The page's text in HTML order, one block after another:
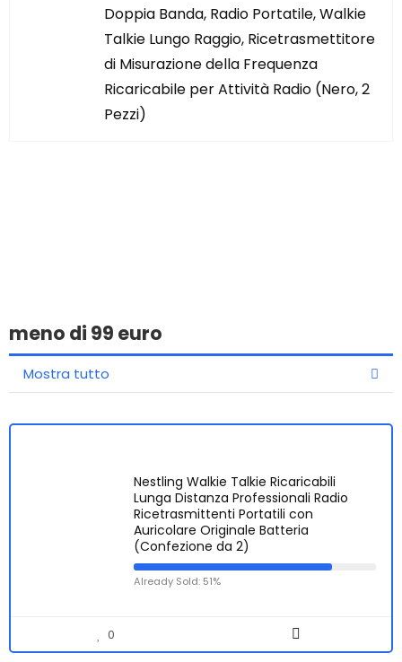
Doppia Banda, Radio Portatile, Walkie
Talkie Lungo Raggio, Ricetrasmettitore
di Misurazione della Frequenza
Ricaricabile per Attività Radio (Nero, 2
Pezzi)
meno di 99 euro
Mostra tutto
Nestling Walkie Talkie Ricaricabili
Lunga Distanza Professionali Radio
Ricetrasmittenti Portatili con
Auricolare Originale Batteria
(Confezione da 2)
Already Sold: 51%
0